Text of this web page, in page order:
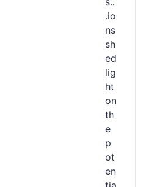
.io
ns
sh
ed
lig
ht
on
th
e
p
ot
en